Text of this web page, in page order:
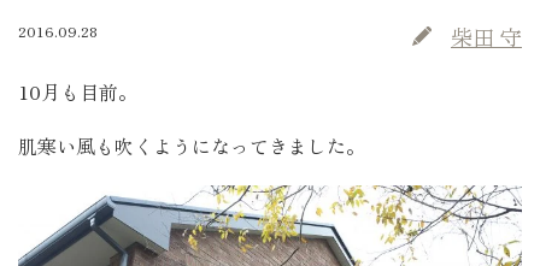
2016.09.28 柴田 守
10月も目前。
肌寒い風も吹くようになってきました。